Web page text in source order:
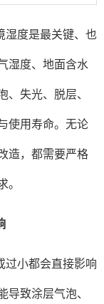
湿度是最关键、也
湿度、地面含水
失光、脱层、
使用寿命。无论
造，都需要严格
过小都会直接影响
致涂层气泡、